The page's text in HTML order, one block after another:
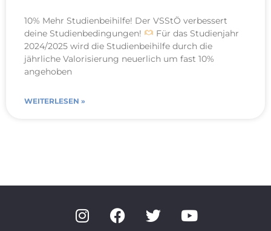
10% Mehr Studienbeihilfe! Der VSStÖ verbessert
deine Studienbedingungen!
Für das Studienjahr
2024/2025 wird die Studienbeihilfe durch die
jährliche Valorisierung neuerlich um fast 10%
angehoben
WEITERLESEN »